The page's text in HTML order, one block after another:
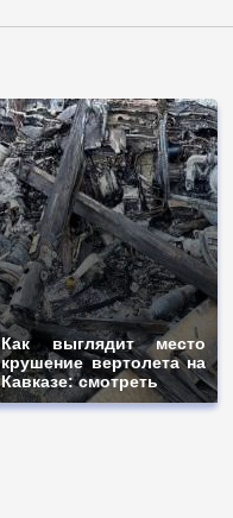
Как выглядит место
крушение вертолета на
Кавказе: смотреть